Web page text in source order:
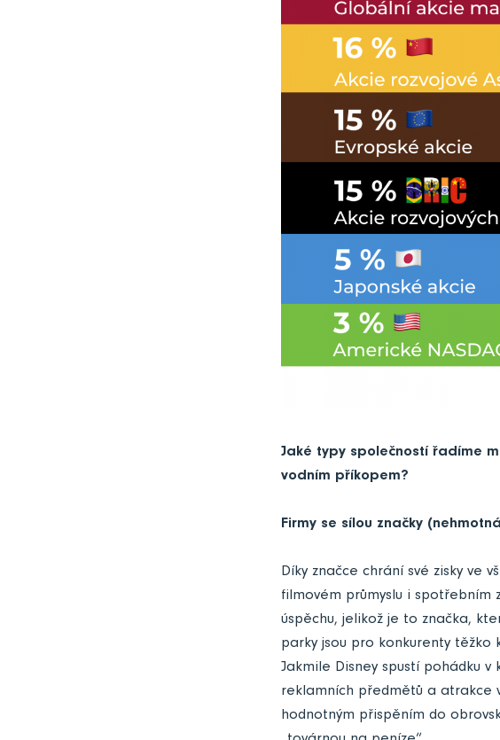
Jaké typy společností řadíme
vodním příkopem?
Firmy se sílou značky
Díky značce chrání své zisky ve
filmovém průmyslu i spotřebním
úspěchu, jelikož je to značka,
parky jsou pro konkurenty těžko
Jakmile Disney spustí pohádku
reklamních předmětů a atrakce
hodnotným přispěním do